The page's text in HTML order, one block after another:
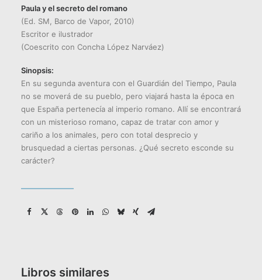
Paula y el secreto del romano
(Ed. SM, Barco de Vapor, 2010)
Escritor e ilustrador
(Coescrito con Concha López Narváez)
Sinopsis:
En su segunda aventura con el Guardián del Tiempo, Paula
no se moverá de su pueblo, pero viajará hasta la época en
que España pertenecía al imperio romano. Allí se encontrará
con un misterioso romano, capaz de tratar con amor y
cariño a los animales, pero con total desprecio y
brusquedad a ciertas personas. ¿Qué secreto esconde su
carácter?
Libros similares